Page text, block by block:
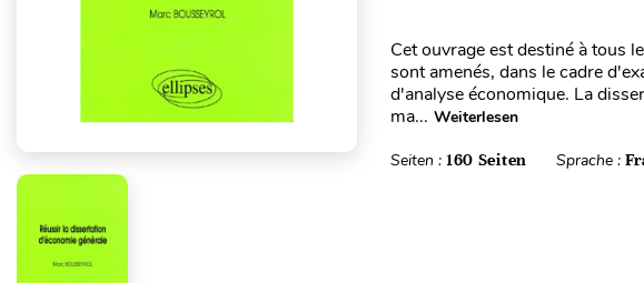
Cet ouvrage est destiné à tous
sont amenés, dans le cadre
d'analyse économique. La
ma... Weiterlesen
Seiten : 160 Seiten Sprache :